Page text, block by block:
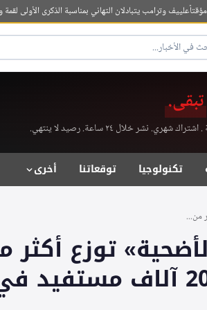
علييف وترامب يتبادلان التهاني بمناسبة الذكرى الأولى لقمة
تبقى.
خلال ٢٤ ساعة. رصيد لا ينتهي.
تكنولوجيا توقعاتنا أخرى
من...